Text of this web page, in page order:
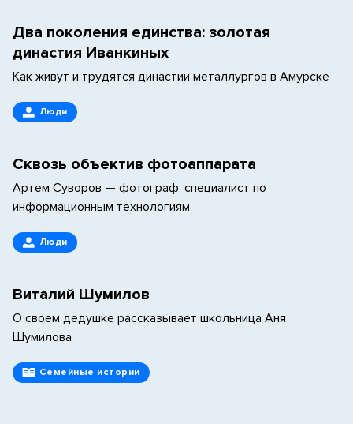
Два поколения единства: золотая
династия Иванкиных
Как живут и трудятся династии металлургов в Амурске
Люди
Сквозь объектив фотоаппарата
Артем Суворов — фотограф, специалист по
информационным технологиям
Люди
Виталий Шумилов
О своем дедушке рассказывает школьница Аня
Шумилова
Семейные истории